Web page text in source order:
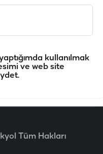
kullanılmak
ve web site
Tüm Hakları